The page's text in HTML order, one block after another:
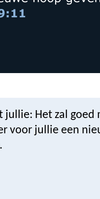
Het zal goed
voor jullie een